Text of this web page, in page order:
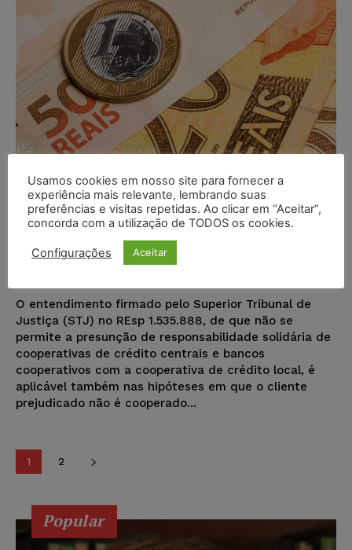
Responsabilidade solidária de
cooperativa de crédito central não
pode ser presumida
O entendimento firmado pelo Superior Tribunal de
Justiça (STJ) no REsp 1.535.888, de que não se
permite a presunção de responsabilidade solidária de
cooperativas de crédito centrais e bancos
cooperativos com a cooperativa de crédito local, é
aplicável também nas hipóteses em que o cliente
prejudicado não é cooperado...
1 2
Popular
Usamos cookies em nosso site para fornecer a
experiência mais relevante, lembrando suas
preferências e visitas repetidas. Ao clicar em “Aceitar”,
concorda com a utilização de TODOS os cookies.
Configurações Aceitar